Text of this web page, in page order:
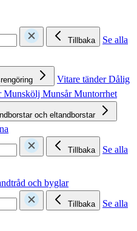
Tillbaka
Se alla
Vitare tänderDålig
Munskölj MunsårMuntorrhet
och eltandborstar
Tillbaka
Se alla
och byglar
Tillbaka
Se alla